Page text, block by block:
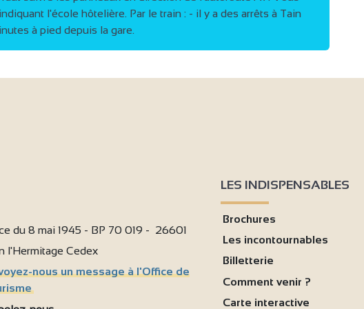
2
l'école hôtelière. Par le train : - il y a des arrêts à Tain
à pied depuis la gare.
du 8 mai 1945 - BP 70 019 - 26601
l'Hermitage Cedex
nous un message à l'Office de
LES INDISPENSABLES
Brochures
Les incontournables
Billetterie
Comment venir ?
Carte interactive